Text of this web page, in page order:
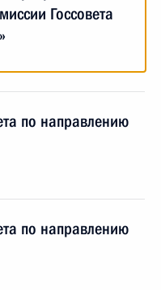
Госсовета
по направлению
по направлению